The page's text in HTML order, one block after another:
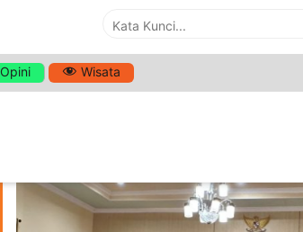
Opini Wisata
HASHTAG:LBH ACHMAD MADANI PUTRA